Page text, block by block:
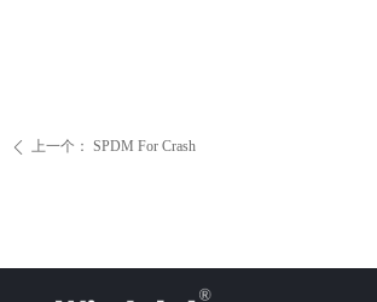
ꄴ 上一个： SPDM For Crash